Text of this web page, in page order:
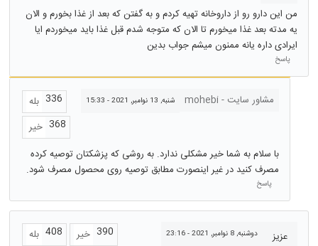
من این دارو رو از داروخانه تهیه کردم و به گفتن که بعد از غذا بخورم و الان
یه مدته بعد غذا میخورم تا الان که متوجه شدم قبل غذا باید میخوردم ایا
ایرادی داره یانه ممنون میشم جواب بدین
پاسخ
مشاور سایت - mohebi شنبه, 13 نوامبر, 2021 - 15:33 بله 336
خیر 368
با سلام به شما خیر مشکلی ندارد. به روشی که پزشکتان توصیه کرده
مصرف کنید در غیر اینصورت مطابق توصیه روی محصول مصرف شود.
پاسخ
عزیز دوشنبه, 8 نوامبر, 2021 - 23:16 بله 408 خیر 390